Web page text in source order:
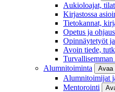
Aukioloajat,
Kirjastossa
Tietokannat,
Opetus ja ohjaus
Opinnäytetyöt
Avoin tiede,
Turvallisemman
Alumnitoiminta
Avaa
Alumnitoimijat
Mentorointi